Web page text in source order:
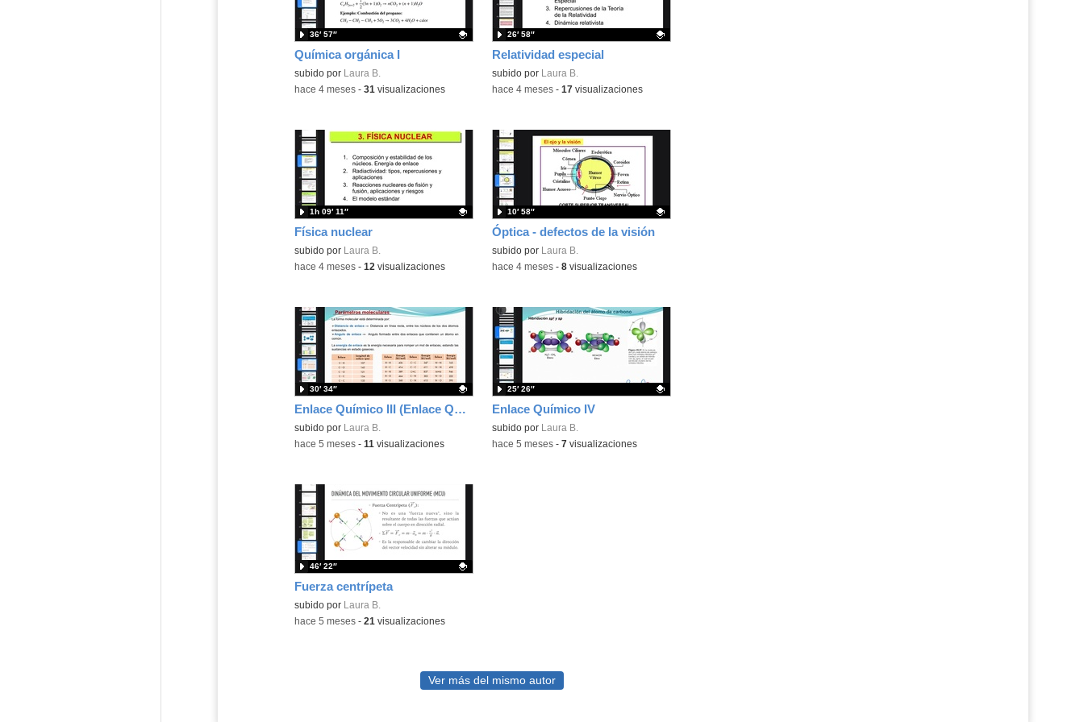
Química orgánica I
Contenido educativo.
subido por Laura B.
36′ 57″
-hace 4 meses- 31 visualizaciones
Relatividad especial
Contenido educativo.
subido por Laura B.
26′ 58″
-hace 4 meses- 17 visualizaciones
Física nuclear
Contenido educativo.
subido por Laura B.
1h 09′ 11″
-hace 4 meses- 12 visualizaciones
Óptica - defectos de la visión
Contenido educativo.
subido por Laura B.
10′ 58″
-hace 4 meses- 8visualizaciones
Enlace Químico III (Enlace Químico II está en BigBlueButton)
Contenido educativo.
subido por Laura B.
30′ 34″
-hace 5 meses- 11 visualizaciones
Enlace Químico IV
Contenido educativo.
subido por Laura B.
25′ 26″
-hace 5 meses- 7 visualizaciones
Fuerza centrípeta
Contenido educativo.
subido por Laura B.
46′ 22″
-hace 5 meses- 21 visualizaciones
Ver más del mismo autor